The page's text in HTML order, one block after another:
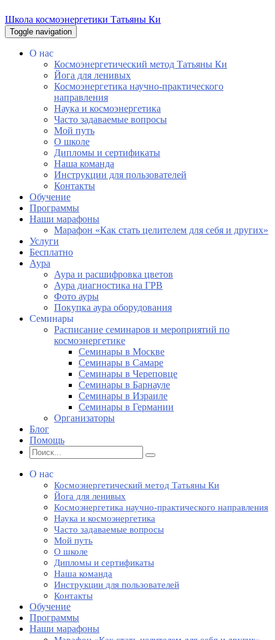
Школа космоэнергетики Татьяны Ки
Toggle navigation
О нас
Космоэнергетический метод Татьяны Ки
Йога для ленивых
Космоэнергетика научно-практического
направления
Наука и космоэнергетика
Часто задаваемые вопросы
Мой путь
О школе
Дипломы и сертификаты
Наша команда
Инструкции для пользователей
Контакты
Обучение
Программы
Наши марафоны
Марафон «Как стать целителем для себя и других»
Услуги
Бесплатно
Аура
Аура и расшифровка цветов
Аура диагностика на ГРВ
Фото ауры
Покупка аура оборудования
Семинары
Расписание семинаров и мероприятий по
космоэнергетике
Семинары в Москве
Семинары в Самаре
Семинары в Череповце
Семинары в Барнауле
Семинары в Израиле
Семинары в Германии
Организаторы
Блог
Помощь
О нас
Космоэнергетический метод Татьяны Ки
Йога для ленивых
Космоэнергетика научно-практического направления
Наука и космоэнергетика
Часто задаваемые вопросы
Мой путь
О школе
Дипломы и сертификаты
Наша команда
Инструкции для пользователей
Контакты
Обучение
Программы
Наши марафоны